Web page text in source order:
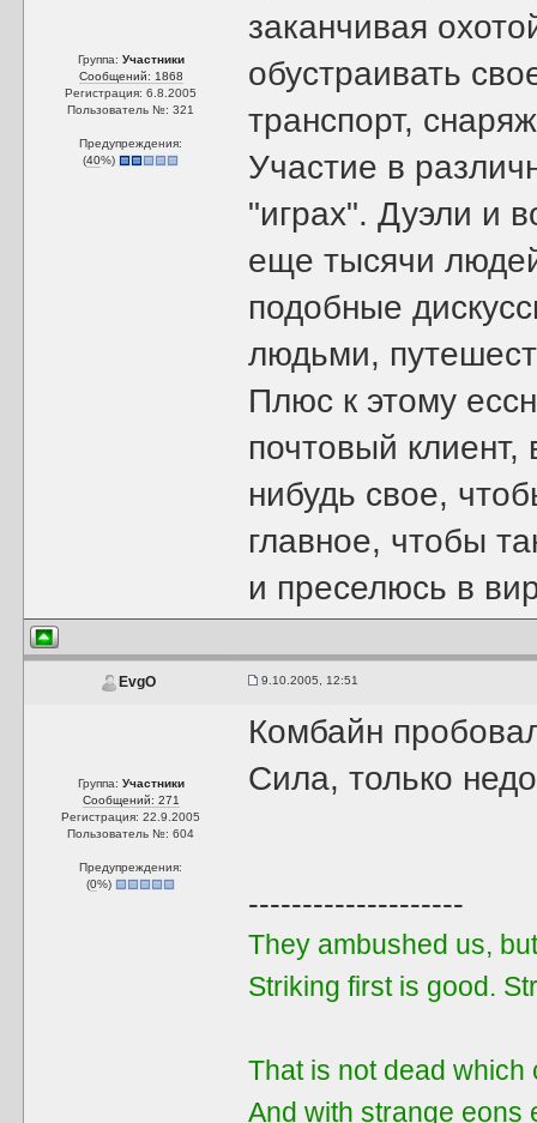
Группа: Участники
Сообщений: 1868
Регистрация: 6.8.2005
Пользователь №: 321
Предупреждения:
(40%)
заканчивая
обустраивать
транспорт,
Участие в
"играх". Дуэли и
еще тысячи
подобные
людьми,
Плюс к этому
почтовый клиент,
нибудь свое,
главное, чтобы
и преселюсь в
EvgO 9.10.2005, 12:51
Группа: Участники
Сообщений: 271
Регистрация: 22.9.2005
Пользователь №: 604
Предупреждения:
(0%)
Комбайн
Сила, только
--------------------
They ambushed us,
Striking first is good.
That is not dead which
And with strange eons